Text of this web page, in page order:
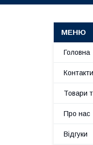
Головна
Контакти
Товари
Про нас
Відгуки